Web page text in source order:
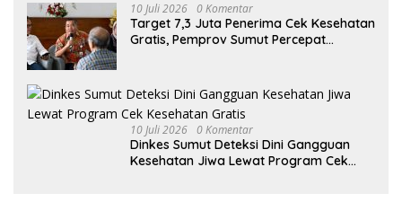
10 Juli 2026 0 Komentar
Target 7,3 Juta Penerima Cek Kesehatan
Gratis, Pemprov Sumut Percepat
10 Juli 2026 0 Komentar
Dinkes Sumut Deteksi Dini Gangguan
Kesehatan Jiwa Lewat Program Cek